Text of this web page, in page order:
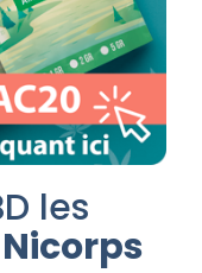
les
Nicorps